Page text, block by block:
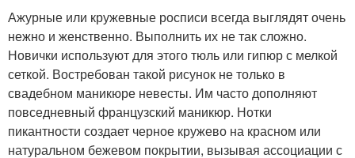
Ажурные или кружевные росписи всегда выглядят очень
нежно и женственно. Выполнить их не так сложно.
Новички используют для этого тюль или гипюр с мелкой
сеткой. Востребован такой рисунок не только в
свадебном маникюре невесты. Им часто дополняют
повседневный французский маникюр. Нотки
пикантности создает черное кружево на красном или
натуральном бежевом покрытии, вызывая ассоциации с